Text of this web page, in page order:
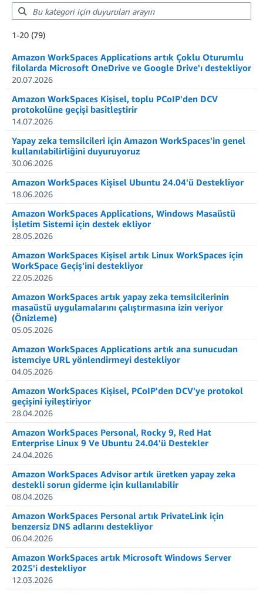
1-20 (79)
Showing results: 1-20
Amazon WorkSpaces Applications artık Çoklu Oturumlu
filolarda Microsoft OneDrive ve Google Drive'ı destekliyor
20.07.2026
Amazon WorkSpaces Kişisel, toplu PCoIP'den DCV
protokolüne geçişi basitleştirir
14.07.2026
Yapay zeka temsilcileri için Amazon WorkSpaces'in genel
kullanılabilirliğini duyuruyoruz
30.06.2026
Amazon WorkSpaces Kişisel Ubuntu 24.04'ü Destekliyor
18.06.2026
Amazon WorkSpaces Applications, Windows Masaüstü
İşletim Sistemi için destek ekliyor
28.05.2026
Amazon WorkSpaces Kişisel artık Linux WorkSpaces için
WorkSpace Geçiş'ini destekliyor
22.05.2026
Amazon WorkSpaces artık yapay zeka temsilcilerinin
masaüstü uygulamalarını çalıştırmasına izin veriyor
(Önizleme)
05.05.2026
Amazon WorkSpaces Applications artık ana sunucudan
istemciye URL yönlendirmeyi destekliyor
04.05.2026
Amazon WorkSpaces Kişisel, PCoIP'den DCV'ye protokol
geçişini iyileştiriyor
28.04.2026
Amazon WorkSpaces Personal, Rocky 9, Red Hat
Enterprise Linux 9 Ve Ubuntu 24.04'ü Destekler
24.04.2026
Amazon WorkSpaces Advisor artık üretken yapay zeka
destekli sorun giderme için kullanılabilir
08.04.2026
Amazon WorkSpaces Personal artık PrivateLink için
benzersiz DNS adlarını destekliyor
06.04.2026
Amazon WorkSpaces artık Microsoft Windows Server
2025'i destekliyor
12.03.2026